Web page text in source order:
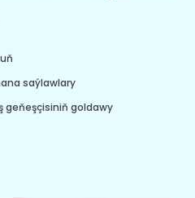
saýlawlary
geňeşçisiniň goldawy